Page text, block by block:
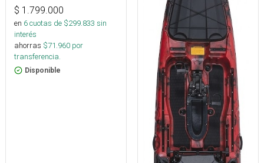
$ 1.799.000
en 6cuotas de $299.833 sin
interés
ahorras $71.960 por
transferencia.
Disponible